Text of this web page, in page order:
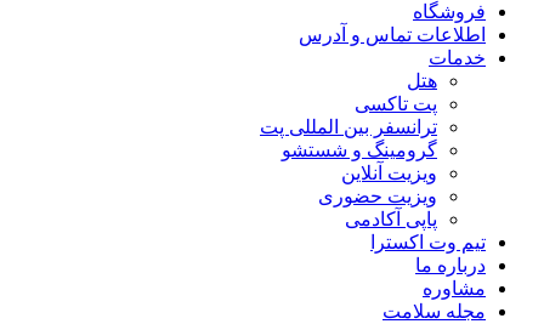
فروشگاه
اطلاعات تماس و آدرس
خدمات
هتل
پت تاکسی
ترانسفر بین المللی پت
گرومینگ و شستشو
ویزیت آنلاین
ویزیت حضوری
پاپی آکادمی
تیم وت اکسترا
درباره ما
مشاوره
مجله سلامت